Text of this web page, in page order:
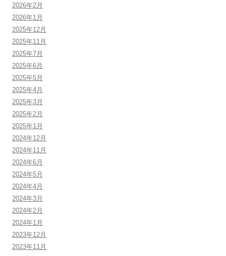
2026年2月
2026年1月
2025年12月
2025年11月
2025年7月
2025年6月
2025年5月
2025年4月
2025年3月
2025年2月
2025年1月
2024年12月
2024年11月
2024年6月
2024年5月
2024年4月
2024年3月
2024年2月
2024年1月
2023年12月
2023年11月